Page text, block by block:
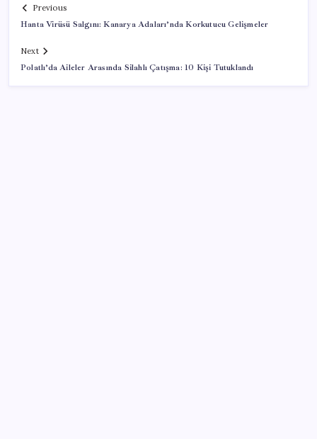
Previous
Hanta Virüsü Salgını: Kanarya Adaları’nda Korkutucu Gelişmeler
Next
Polatlı’da Aileler Arasında Silahlı Çatışma: 10 Kişi Tutuklandı